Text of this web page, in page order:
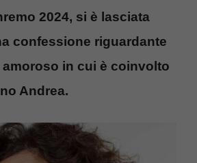
2024, si è lasciata
confessione riguardante
in cui è coinvolto
Andrea.